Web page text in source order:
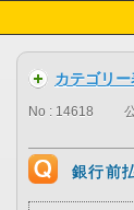
カテゴリ
No : 14618
銀行前